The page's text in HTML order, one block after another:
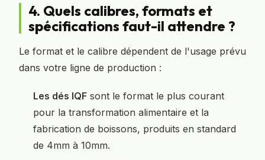
4. Quels calibres, formats et
spécifications faut-il attendre ?
Le format et le calibre dépendent de l'usage prévu
dans votre ligne de production :
Les dés IQF sont le format le plus courant
pour la transformation alimentaire et la
fabrication de boissons, produits en standard
de 4mm à 10mm.